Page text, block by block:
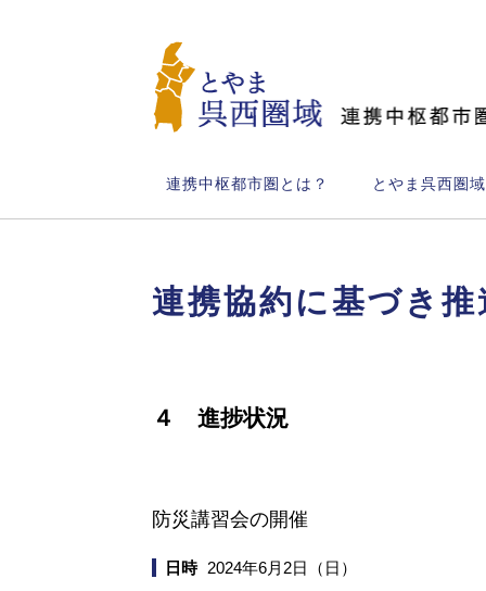
連携中枢都市圏とは？ とやま呉西圏域
連携協約に基づき
４ 進捗状況
防災講習会の開催
日時 2024年6月2日（日）